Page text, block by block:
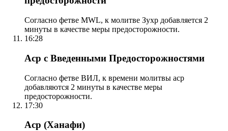
Согласно фетве MWL, к молитве Зухр добавляется 2
минуты в качестве меры предосторожности.
16:28
Аср с Введенными Предосторожностями
Согласно фетве ВИЛ, к времени молитвы аср
добавляются 2 минуты в качестве меры
предосторожности.
17:30
Аср (Ханафи)